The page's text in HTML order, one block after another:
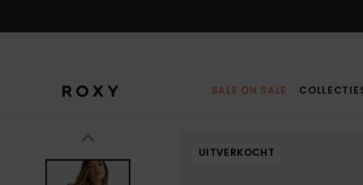
SALE ON SALE
UITVERKOCHT